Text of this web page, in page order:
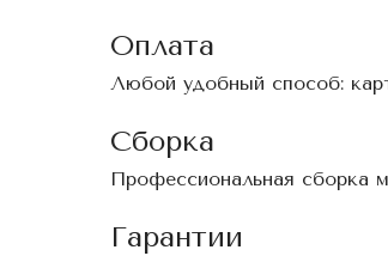
Оплата
Любой удобный способ:
Сборка
Профессиональная сборка
Гарантии